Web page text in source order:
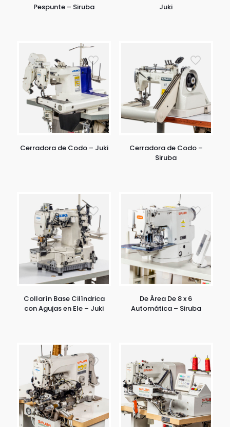
Pespunte – Siruba
Juki
Cerradora de Codo – Juki
Cerradora de Codo –
Siruba
Collarín Base Cilíndrica
con Agujas en Ele – Juki
De Área De 8 x 6
Automática – Siruba